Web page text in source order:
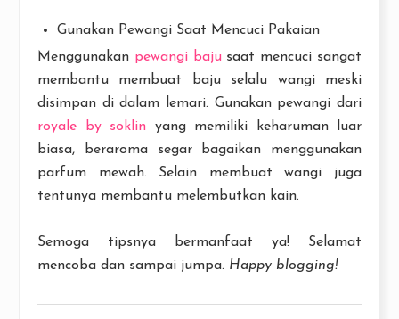
Gunakan Pewangi Saat Mencuci Pakaian
Menggunakan pewangi bajusaat mencuci sangat
membantu membuat baju selalu wangi meski
disimpan di dalam lemari. Gunakan pewangi dari
royale by soklin yang memiliki keharuman luar
biasa, beraroma segar bagaikan menggunakan
parfum mewah. Selain membuat wangi juga
tentunya membantu melembutkan kain.
Semoga tipsnya bermanfaat ya! Selamat
mencoba dan sampai jumpa. Happy blogging!